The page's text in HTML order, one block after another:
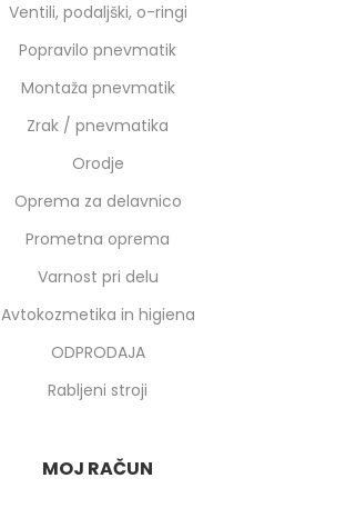
Ventili, podaljški, o-ringi
Popravilo pnevmatik
Montaža pnevmatik
Zrak / pnevmatika
Orodje
Oprema za delavnico
Prometna oprema
Varnost pri delu
Avtokozmetika in higiena
ODPRODAJA
Rabljeni stroji
MOJ RAČUN